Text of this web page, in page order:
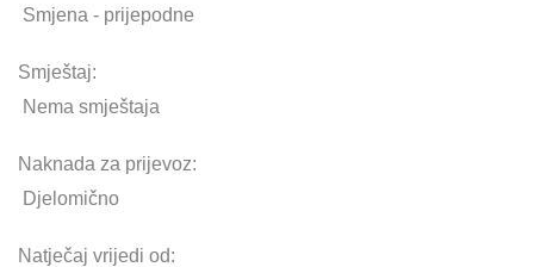
Smjena - prijepodne
Smještaj:
Nema smještaja
Naknada za prijevoz:
Djelomično
Natječaj vrijedi od: